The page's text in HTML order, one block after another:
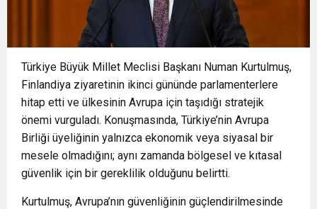
İLKLERİN FESTİVALİNDE ÇOCUKLAR DA ŞEN
ŞAKRAK
Türkiye Büyük Millet Meclisi Başkanı Numan Kurtulmuş,
Finlandiya ziyaretinin ikinci gününde parlamenterlere
hitap etti ve ülkesinin Avrupa için taşıdığı stratejik
önemi vurguladı. Konuşmasında, Türkiye’nin Avrupa
Birliği üyeliğinin yalnızca ekonomik veya siyasal bir
mesele olmadığını; aynı zamanda bölgesel ve kıtasal
güvenlik için bir gereklilik olduğunu belirtti.
Kurtulmuş, Avrupa’nın güvenliğinin güçlendirilmesinde